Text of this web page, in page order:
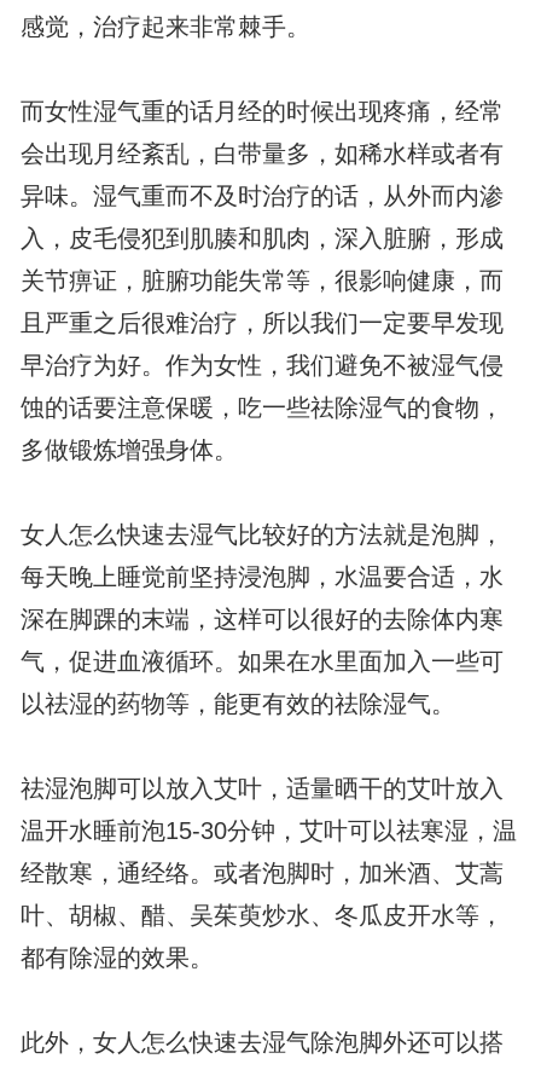
感觉，治疗起来非常棘手。
而女性湿气重的话月经的时候出现疼痛，经常
会出现月经紊乱，白带量多，如稀水样或者有
异味。湿气重而不及时治疗的话，从外而内渗
入，皮毛侵犯到肌腠和肌肉，深入脏腑，形成
关节痹证，脏腑功能失常等，很影响健康，而
且严重之后很难治疗，所以我们一定要早发现
早治疗为好。作为女性，我们避免不被湿气侵
蚀的话要注意保暖，吃一些祛除湿气的食物，
多做锻炼增强身体。
女人怎么快速去湿气比较好的方法就是泡脚，
每天晚上睡觉前坚持浸泡脚，水温要合适，水
深在脚踝的末端，这样可以很好的去除体内寒
气，促进血液循环。如果在水里面加入一些可
以祛湿的药物等，能更有效的祛除湿气。
祛湿泡脚可以放入艾叶，适量晒干的艾叶放入
温开水睡前泡15-30分钟，艾叶可以祛寒湿，温
经散寒，通经络。或者泡脚时，加米酒、艾蒿
叶、胡椒、醋、吴茱萸炒水、冬瓜皮开水等，
都有除湿的效果。
此外，女人怎么快速去湿气除泡脚外还可以搭